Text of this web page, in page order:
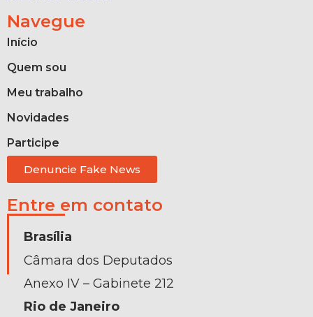
Navegue
Início
Quem sou
Meu trabalho
Novidades
Participe
Denuncie Fake News
Entre em contato
Brasília
Câmara dos Deputados
Anexo IV – Gabinete 212
Rio de Janeiro